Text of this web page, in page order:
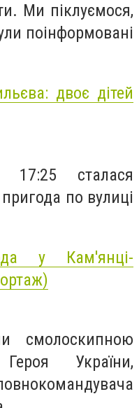
Ми піклуємося,
поінформовані
двоє дітей
17:25 сталася
по вулиці
у Кам'янці-
смолоскипною
України,